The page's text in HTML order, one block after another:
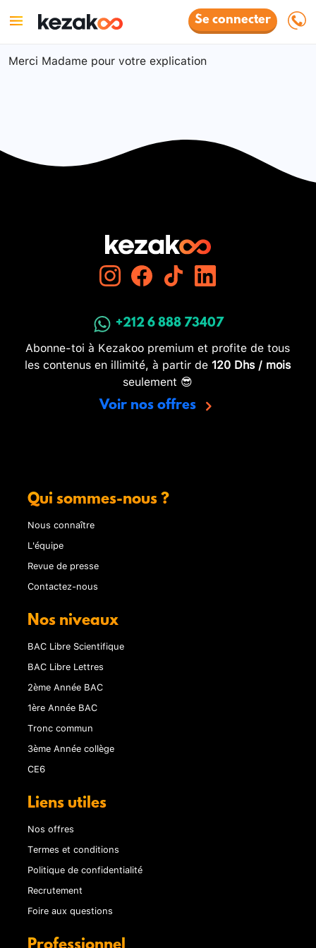
Se connecter
Merci Madame pour votre explication
+212 6 888 73407
Abonne-toi à Kezakoo premium et profite de tous
les contenus en illimité, à partir de 120 Dhs / mois
seulement 😎
Voir nos offres
Qui sommes-nous ?
Nous connaître
L'équipe
Revue de presse
Contactez-nous
Nos niveaux
BAC Libre Scientifique
BAC Libre Lettres
2ème Année BAC
1ère Année BAC
Tronc commun
3ème Année collège
CE6
Liens utiles
Nos offres
Termes et conditions
Politique de confidentialité
Recrutement
Foire aux questions